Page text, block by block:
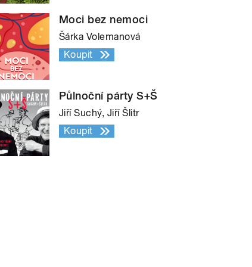
Moci bez nemoci
Šárka Volemanová
Koupit
Půlnoční párty S+Š
Jiří Suchý, Jiří Šlitr
Koupit